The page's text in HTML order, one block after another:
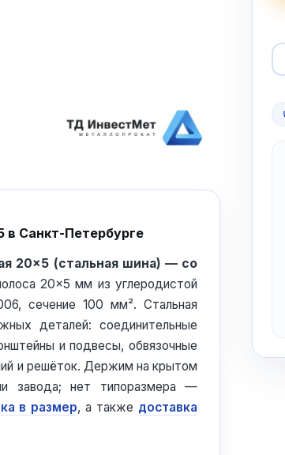
в Санкт-Петербурге
20×5 (стальная шина) — со
20×5 мм из углеродистой
сечение 100 мм². Стальная
деталей: соединительные
и подвесы, обвязочные
и решёток. Держим на крытом
завода; нет типоразмера —
в размер, а также доставка